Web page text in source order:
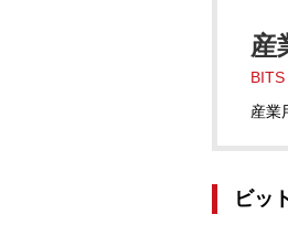
産
産業
ビッ